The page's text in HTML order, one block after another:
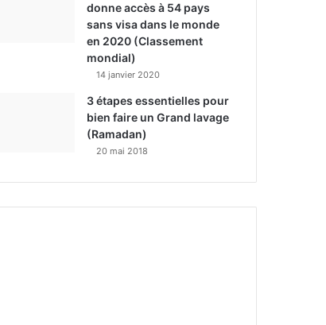
donne accès à 54 pays
sans visa dans le monde
en 2020 (Classement
mondial)
14 janvier 2020
3 étapes essentielles pour
bien faire un Grand lavage
(Ramadan)
20 mai 2018